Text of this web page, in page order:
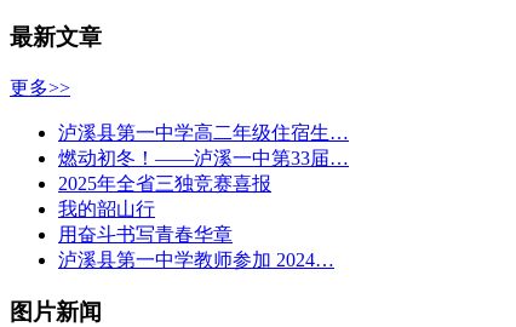
最新文章
更多>>
泸溪县第一中学高二年级住宿生…
燃动初冬！——泸溪一中第33届…
2025年全省三独竞赛喜报
我的韶山行
用奋斗书写青春华章
泸溪县第一中学教师参加 2024…
图片新闻